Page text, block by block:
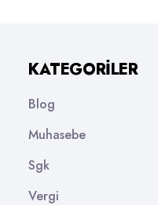
KATEGORILER
Blog
Muhasebe
Sgk
Vergi